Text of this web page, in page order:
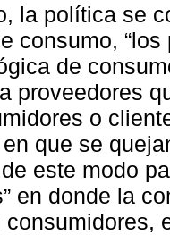
la política se
consumo,
de
proveedores
o
que se
este modo
en donde la